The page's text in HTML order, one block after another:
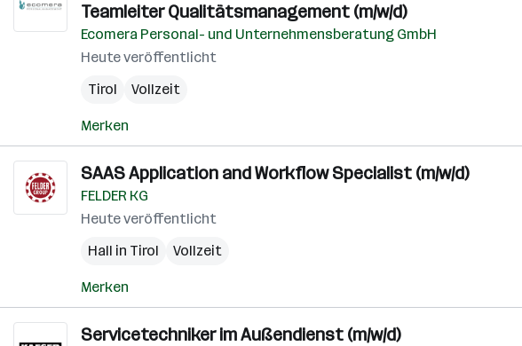
Teamleiter Qualitätsmanagement (m/w/d)
Ecomera Personal- und Unternehmensberatung GmbH
Heute veröffentlicht
Tirol
Vollzeit
Merken
SAAS Application and Workflow Specialist (m/w/d)
FELDER KG
Heute veröffentlicht
Hall in Tirol
Vollzeit
Merken
Servicetechniker im Außendienst (m/w/d)